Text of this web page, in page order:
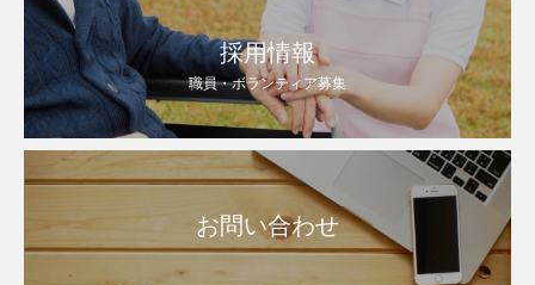
採用情報
職員・ボランティア募集
お問い合わせ